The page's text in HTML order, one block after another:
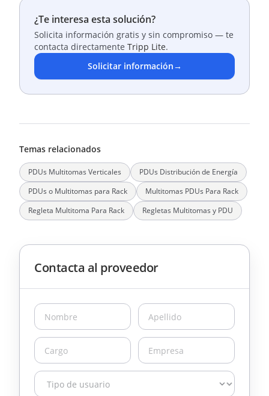
¿Te interesa esta solución?
Solicita información gratis y sin compromiso — te
contacta directamente Tripp Lite.
Solicitar información→
Temas relacionados
PDUs Multitomas Verticales
PDUs Distribución de Energía
PDUs o Multitomas para Rack
Multitomas PDUs Para Rack
Regleta Multitoma Para Rack
Regletas Multitomas y PDU
Contacta al proveedor